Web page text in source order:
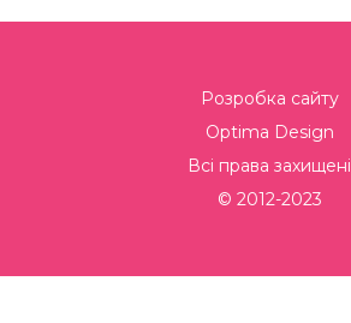
Розробка сайту
Optima Design
Всі права захищені
© 2012-2023